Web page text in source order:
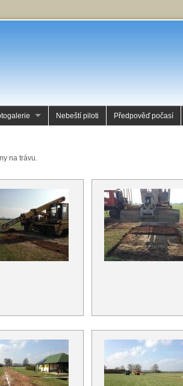
Nebeští piloti Předpověď počasí
na trávu.